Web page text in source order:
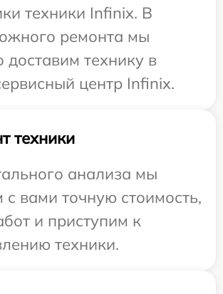
техники Infinix. В
ремонта мы
доставим технику в
центр Infinix.
техники
анализа мы
с вами точную стоимость,
и приступим к
техники.